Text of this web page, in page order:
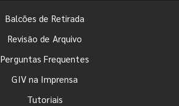
Balcões de Retirada
Revisão de Arquivo
Perguntas Frequentes
GIV na Imprensa
Tutoriais